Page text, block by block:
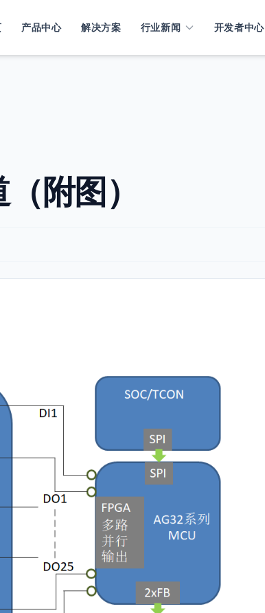
产品中心 解决方案 行业新闻 开发者中心
附图）